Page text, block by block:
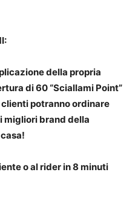
della propria
di 60 “Sciallami Point”
potranno ordinare
migliori brand della
o al rider in 8 minuti